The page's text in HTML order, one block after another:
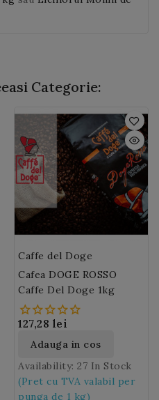
Categorie:
Caffe del Doge
Cafea DOGE ROSSO
Caffe Del Doge 1kg
127,28 lei
Adauga in cos
Availability: 27 In Stock
(Pret cu TVA valabil per
punga de 1 kg)